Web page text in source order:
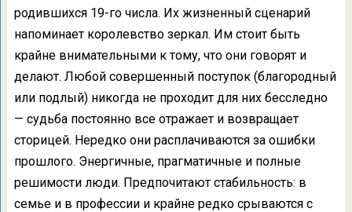
родившихся 19-го числа. Их жизненный сценарий
напоминает королевство зеркал. Им стоит быть
крайне внимательными к тому, что они говорят и
делают. Любой совершенный поступок (благородный
или подлый) никогда не проходит для них бесследно
— судьба постоянно все отражает и возвращает
сторицей. Нередко они расплачиваются за ошибки
прошлого. Энергичные, прагматичные и полные
решимости люди. Предпочитают стабильность: в
семье и в профессии и крайне редко срываются с